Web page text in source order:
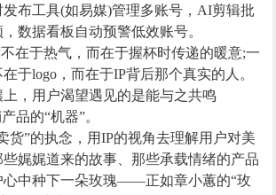
布工具(如易媒)管理多账号，AI剪辑批
数据看板自动预警低效账号。
在于热气，而在于握杯时传递的暖意;一
于logo，而在于IP背后那个真实的人。
，用户渴望遇见的是能与之共鸣
品的“机器”。
货”的执念，用IP的视角去理解用户对美
娓娓道来的故事、那些承载情绪的产品
心中种下一朵玫瑰——正如章小蕙的“玫